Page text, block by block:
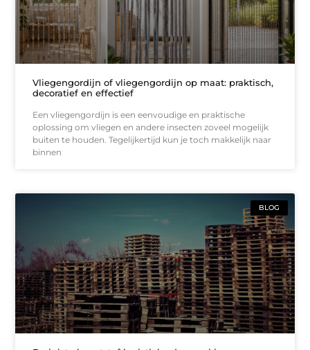
Vliegengordijn of vliegengordijn op maat: praktisch,
decoratief en effectief
Een vliegengordijn is een eenvoudige en praktische
oplossing om vliegen en andere insecten zoveel mogelijk
buiten te houden. Tegelijkertijd kun je toch makkelijk naar
binnen
BLOG